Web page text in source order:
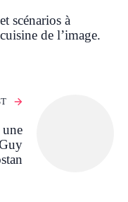
scénarios à
de l’image.